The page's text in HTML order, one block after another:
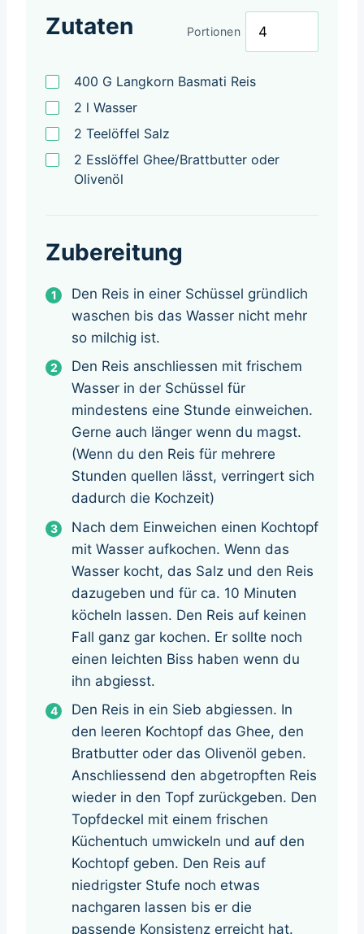
Zutaten Portionen
400 G Langkorn Basmati Reis
2 l Wasser
2 Teelöffel Salz
2 Esslöffel Ghee/Brattbutter oder
Olivenöl
Zubereitung
Den Reis in einer Schüssel gründlich
waschen bis das Wasser nicht mehr
so milchig ist.
Den Reis anschliessen mit frischem
Wasser in der Schüssel für
mindestens eine Stunde einweichen.
Gerne auch länger wenn du magst.
(Wenn du den Reis für mehrere
Stunden quellen lässt, verringert sich
dadurch die Kochzeit)
Nach dem Einweichen einen Kochtopf
mit Wasser aufkochen. Wenn das
Wasser kocht, das Salz und den Reis
dazugeben und für ca. 10 Minuten
köcheln lassen. Den Reis auf keinen
Fall ganz gar kochen. Er sollte noch
einen leichten Biss haben wenn du
ihn abgiesst.
Den Reis in ein Sieb abgiessen. In
den leeren Kochtopf das Ghee, den
Bratbutter oder das Olivenöl geben.
Anschliessend den abgetropften Reis
wieder in den Topf zurückgeben. Den
Topfdeckel mit einem frischen
Küchentuch umwickeln und auf den
Kochtopf geben. Den Reis auf
niedrigster Stufe noch etwas
nachgaren lassen bis er die
passende Konsistenz erreicht hat.